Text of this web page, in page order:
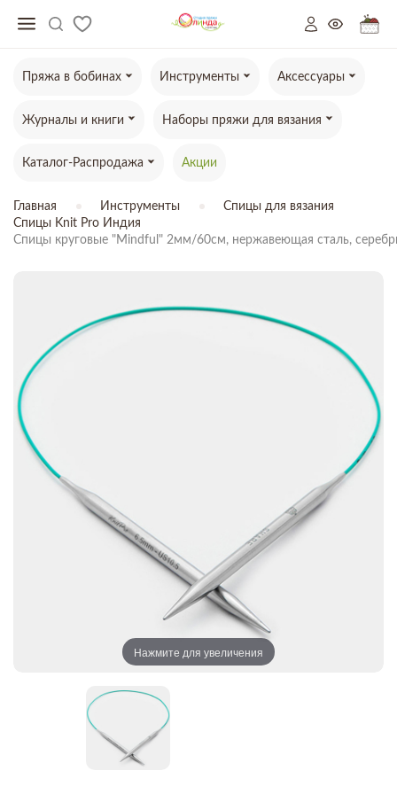
Пряжа в бобинах Инструменты Аксессуары
Журналы и книги Наборы пряжи для вязания
Каталог-Распродажа Акции
Главная Инструменты
Спицы для вязания
Спицы Knit Pro Индия
Спицы круговые "Mindful" 2мм/60см, нержавеющая сталь,
Нажмите для увеличения